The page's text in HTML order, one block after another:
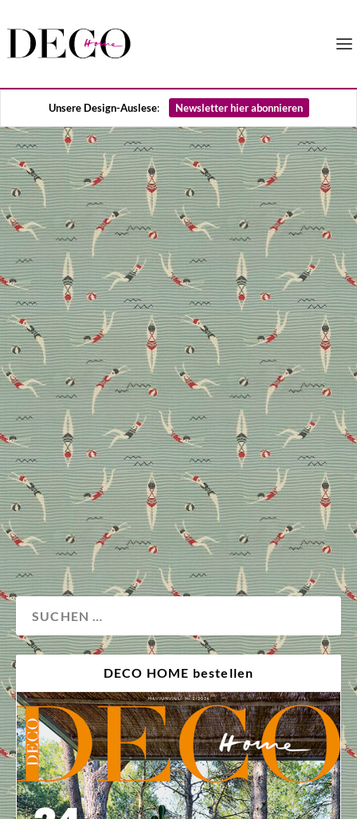
Unsere Design-Auslese: Newsletter hier abonnieren
Die Trends des Münchner
Stoff Frühlings 2018
Vom 16. bis 19. März lud der Münchner Stoff Frühling
zur Entdeckungstour der neusten Kollektionen ein.
Diese textilen Trends gab es unter anderem zu sehen.
Messenews Wohnen
DECO HOME bestellen